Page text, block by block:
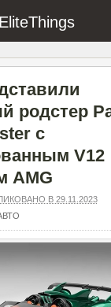
EliteThings
родстер
с
V12
AMG
В 29.11.2023